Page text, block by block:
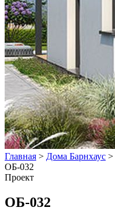
Главная > Дома Барнхаус >
ОБ-032
Проект
ОБ-032